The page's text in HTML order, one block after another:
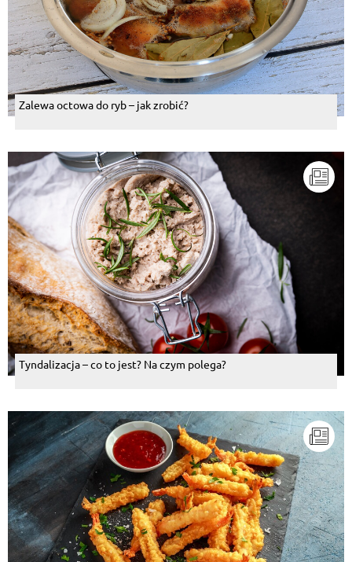
Zalewa octowa do ryb – jak zrobić?
Tyndalizacja – co to jest? Na czym polega?